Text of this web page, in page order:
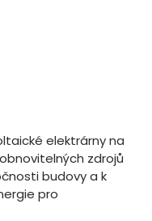
elektrárny na
zdrojů
budovy a k
pro